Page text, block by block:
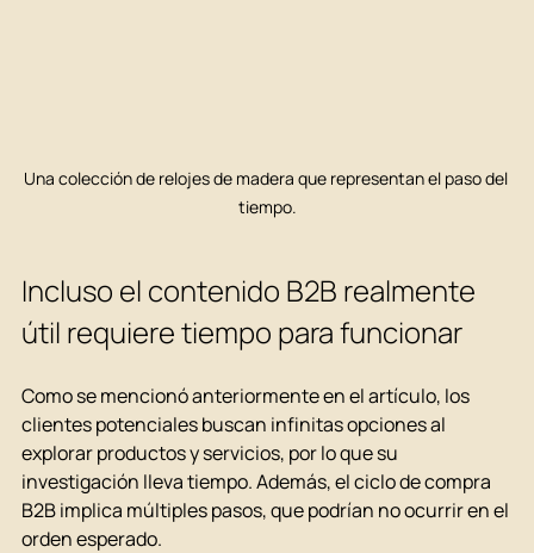
Una colección de relojes de madera que representan el paso del
tiempo.
Incluso el contenido B2B realmente
útil requiere tiempo para funcionar
Como se mencionó anteriormente en el artículo, los
clientes potenciales buscan infinitas opciones al
explorar productos y servicios, por lo que su
investigación lleva tiempo. Además, el ciclo de compra
B2B implica múltiples pasos, que podrían no ocurrir en el
orden esperado.